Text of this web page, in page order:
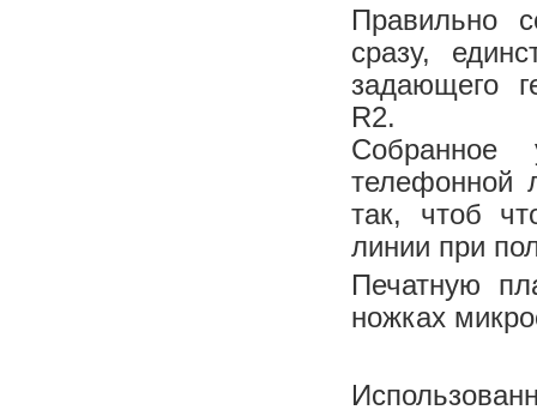
Правильно
сразу,
задающего
R2.
Собранное
телефонной
так, чтоб
линии при
Печатную
ножках